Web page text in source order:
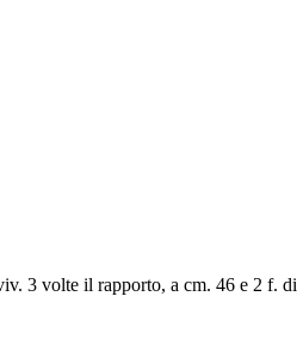
3 volte il rapporto, a cm. 46 e 2 f. di